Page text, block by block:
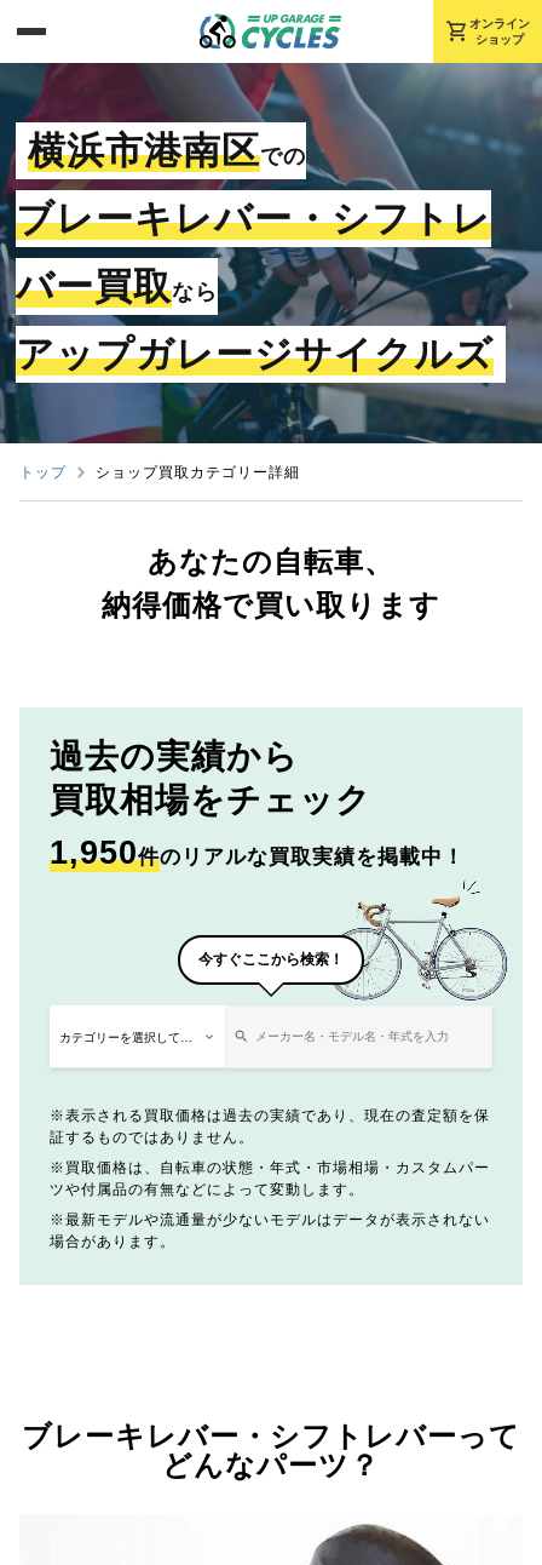
shopping_cart オンライン
ショップ
横浜市港南区での
ブレーキレバー・シフトレ
バー買取なら
アップガレージサイクルズ
トップ ショップ買取カテゴリー詳細
あなたの自転車、
納得価格で買い取ります
過去の実績から
買取相場をチェック
1,950件のリアルな買取実績を掲載中！
今すぐここから検索！
表示される買取価格は過去の実績であり、現在の査定額を保
証するものではありません。
買取価格は、自転車の状態・年式・市場相場・カスタムパー
ツや付属品の有無などによって変動します。
最新モデルや流通量が少ないモデルはデータが表示されない
場合があります。
ブレーキレバー・シフトレバーって
どんなパーツ？